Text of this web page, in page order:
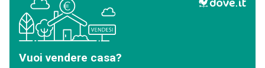
Vuoi vendere casa?